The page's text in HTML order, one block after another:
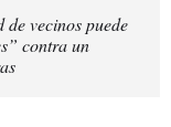
vecinos puede
contra un